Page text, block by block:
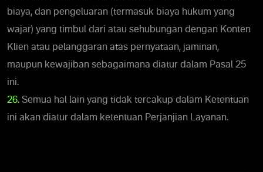
biaya, dan pengeluaran (termasuk biaya hukum yang
wajar) yang timbul dari atau sehubungan dengan Konten
Klien atau pelanggaran atas pernyataan, jaminan,
maupun kewajiban sebagaimana diatur dalam Pasal 25
ini.
26. Semua hal lain yang tidak tercakup dalam Ketentuan
ini akan diatur dalam ketentuan Perjanjian Layanan.